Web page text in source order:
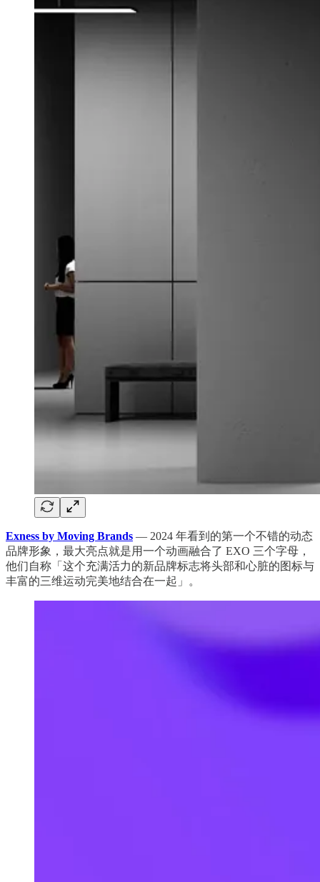
Exness by Moving Brands — 2024 年看到的第一个不错的动态
品牌形象，最大亮点就是用一个动画融合了 EXO 三个字母，
他们自称「这个充满活力的新品牌标志将头部和心脏的图标与
丰富的三维运动完美地结合在一起」。